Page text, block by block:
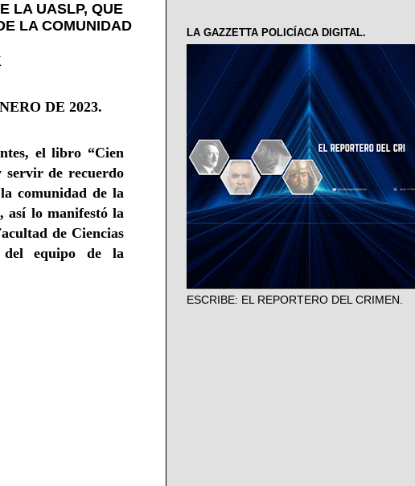
LA UASLP, QUE
LA COMUNIDAD
DE 2023.
el libro “Cien
servir de recuerdo
comunidad de la
así lo manifestó la
de Ciencias
del equipo de la
LA GAZZETTA POLICÍACA DIGITAL.
ESCRIBE: EL REPORTERO DEL CRIMEN.